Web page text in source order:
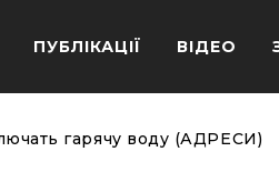
ПУБЛІКАЦІЇ ВІДЕО
гарячу воду (АДРЕСИ)